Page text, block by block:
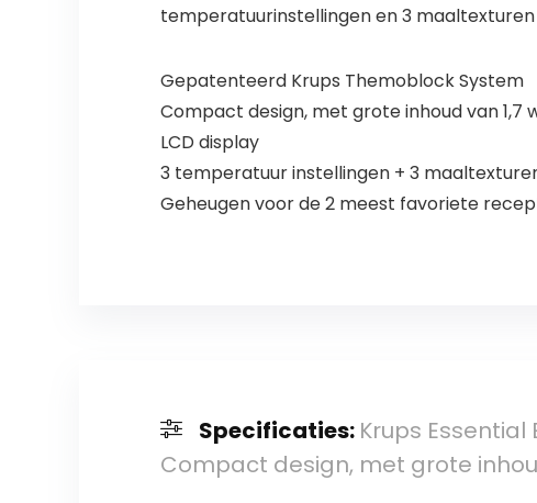
temperatuurinstellingen en 3
Gepatenteerd Krups Themoblock System
Compact design, met grote inhoud van
LCD display
3 temperatuur instellingen + 3
Geheugen voor de 2 meest favoriete
Specificaties: Krups
Compact design, met grote